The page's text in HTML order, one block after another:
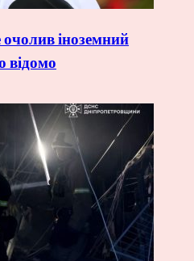
іноземний
відомо